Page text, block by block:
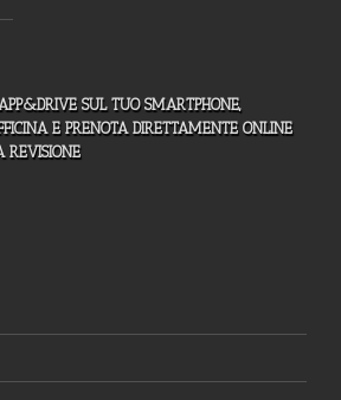
SUL TUO SMARTPHONE,
E PRENOTA DIRETTAMENTE ONLINE
REVISIONE